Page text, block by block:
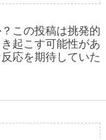
この投稿は挑発的
起こす可能性があ
応を期待していた